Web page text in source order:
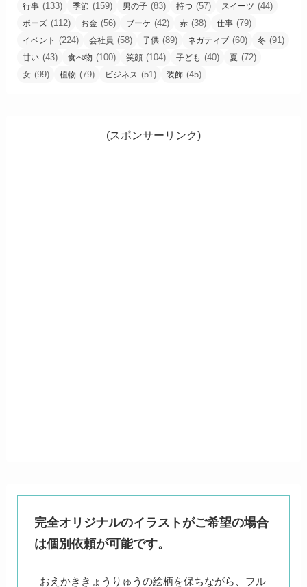
行事 (133) 季節 (159) 男の子 (83) 持つ (57) スイーツ (44)
ポーズ (112) お金 (56) ブーケ (42) 赤 (38) 仕事 (79)
イベント (224) 会社員 (58) 子供 (89) ネガティブ (60) 冬 (91)
甘い (43) 食べ物 (100) 笑顔 (104) 子ども (40) 夏 (72)
女 (99) 植物 (79) ビジネス (51) 装飾 (45)
(スポンサーリンク)
完全オリジナルのイラストがご希望の場合
は個別依頼が可能です。
おえかききょうりゅうの絵柄を保ちながら、フル